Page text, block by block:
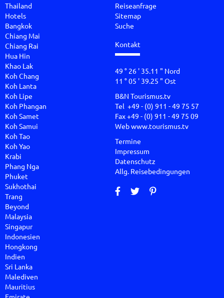
Thailand
Hotels
Bangkok
Chiang Mai
Chiang Rai
Hua Hin
Khao Lak
Koh Chang
Koh Lanta
Koh Lipe
Koh Phangan
Koh Samet
Koh Samui
Koh Tao
Koh Yao
Krabi
Phang Nga
Phuket
Sukhothai
Trang
Beyond
Malaysia
Singapur
Indonesien
Hongkong
Indien
Sri Lanka
Malediven
Mauritius
Reiseanfrage
Sitemap
Suche
Kontakt
49 ° 26 ' 35.11 " Nord
11 ° 05 ' 39.25 " Ost
B&N Tourismus.tv
Tel +49 - (0) 911 - 49 75 57
Fax +49 - (0) 911 - 49 75 09
Webwww.tourismus.tv
Termine
Impressum
Datenschutz
Allg. Reisebedingungen